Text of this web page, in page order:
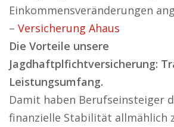
Einkommensveränderungen
– Versicherung Ahaus
Die Vorteile unsere
Jagdhaftplfichtversicherung:
Leistungsumfang.
Damit haben Berufseinsteiger
finanzielle Stabilität allmählich